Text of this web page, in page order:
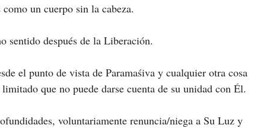
un cuerpo sin la cabeza.
sentido después de la Liberación.
el punto de vista de Paramaśiva y cualquier otra cosa
que no puede darse cuenta de su unidad con Él.
voluntariamente renuncia/niega a Su Luz y